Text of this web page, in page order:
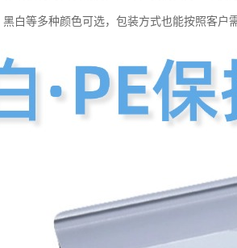
白等多种颜色可选，包装方式也能按照客户